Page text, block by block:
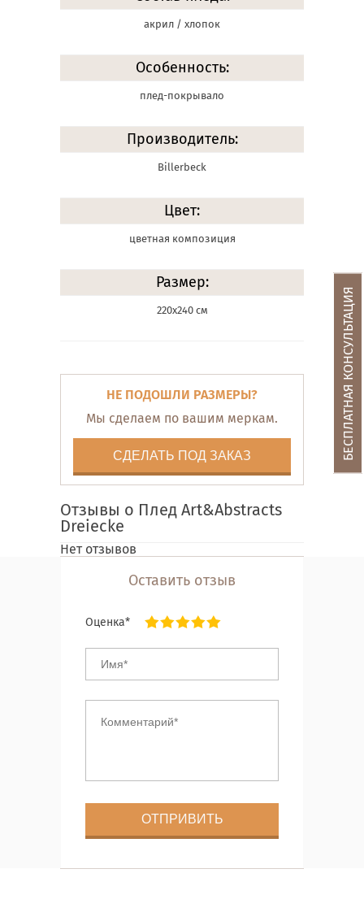
акрил / хлопок
Особенность:
плед-покрывало
Производитель:
Billerbeck
Цвет:
цветная композиция
Размер:
220х240 см
НЕ ПОДОШЛИ РАЗМЕРЫ?
Мы сделаем по вашим меркам.
СДЕЛАТЬ ПОД ЗАКАЗ
Отзывы о Плед Art&Abstracts
Dreiecke
Нет отзывов
Оставить отзыв
Оценка*
БЕСПЛАТНАЯ КОНСУЛЬТАЦИЯ